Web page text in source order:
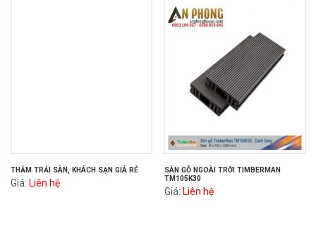
THẢM TRẢI SÀN, KHÁCH SẠN GIÁ RẺ
Giá: Liên hệ
SÀN GỖ NGOÀI TRỜI TIMBERMAN
TM105K30
Giá: Liên hệ